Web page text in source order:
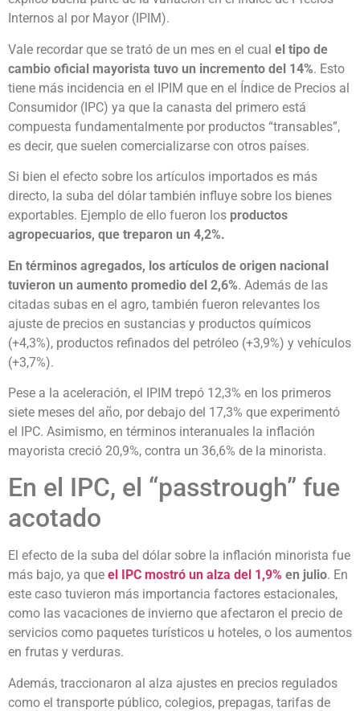
Internos al por Mayor (IPIM).
Vale recordar que se trató de un mes en el cual el tipo de
cambio oficial mayorista tuvo un incremento del 14%. Esto
tiene más incidencia en el IPIM que en el Índice de Precios al
Consumidor (IPC) ya que la canasta del primero está
compuesta fundamentalmente por productos “transables”,
es decir, que suelen comercializarse con otros países.
Si bien el efecto sobre los artículos importados es más
directo, la suba del dólar también influye sobre los bienes
exportables. Ejemplo de ello fueron los productos
agropecuarios, que treparon un 4,2%.
En términos agregados, los artículos de origen nacional
tuvieron un aumento promedio del 2,6%. Además de las
citadas subas en el agro, también fueron relevantes los
ajuste de precios en sustancias y productos químicos
(+4,3%), productos refinados del petróleo (+3,9%) y vehículos
(+3,7%).
Pese a la aceleración, el IPIM trepó 12,3% en los primeros
siete meses del año, por debajo del 17,3% que experimentó
el IPC. Asimismo, en términos interanuales la inflación
mayorista creció 20,9%, contra un 36,6% de la minorista.
En el IPC, el “passtrough” fue
acotado
El efecto de la suba del dólar sobre la inflación minorista fue
más bajo, ya que el IPC mostró un alza del 1,9% en julio. En
este caso tuvieron más importancia factores estacionales,
como las vacaciones de invierno que afectaron el precio de
servicios como paquetes turísticos u hoteles, o los aumentos
en frutas y verduras.
Además, traccionaron al alza ajustes en precios regulados
como el transporte público, colegios, prepagas, tarifas de